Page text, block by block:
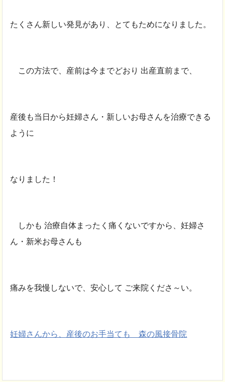
たくさん新しい発見があり、とてもためになりました。
この方法で、産前は今までどおり 出産直前まで、
産後も当日から妊婦さん・新しいお母さんを治療できる
ように
なりました！
しかも 治療自体まったく痛くないですから、妊婦さ
ん・新米お母さんも
痛みを我慢しないで、安心して ご来院くださ～い。
妊婦さんから、産後のお手当ても 森の風接骨院